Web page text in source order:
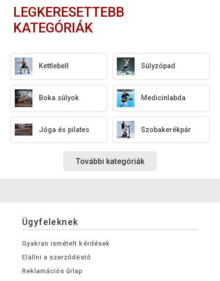
LEGKERESETTEBB
KATEGÓRIÁK
Kettlebell Súlyzópad
Boka súlyok Medicinlabda
Jóga és pilates Szobakerékpár
További kategóriák
Ügyfeleknek
Gyakran ismételt kérdések
Elállni a szerződéstő
Reklamációs űrlap